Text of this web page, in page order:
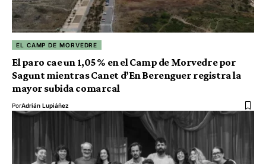
EL CAMP DE MORVEDRE
El paro cae un 1,05 % en el Camp de Morvedre por
Sagunt mientras Canet d’En Berenguer registra la
mayor subida comarcal
PorAdrián Lupiáñez